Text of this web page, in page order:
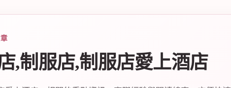
,制服店,制服店愛上酒店